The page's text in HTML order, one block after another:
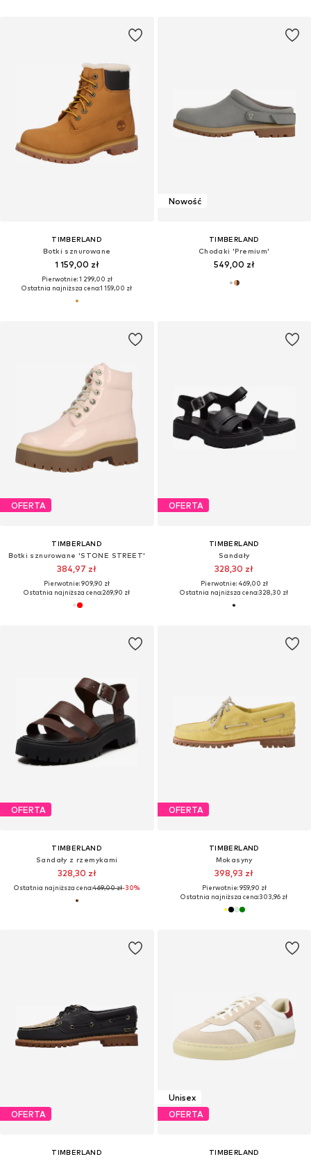
TIMBERLAND
Botki sznurowane
1 159,00 zł
Pierwotnie: 1 299,00 zł
Ostatnia najniższa cena:1 159,00 zł
Nowość
TIMBERLAND
Chodaki 'Premium'
549,00 zł
OFERTA
TIMBERLAND
Botki sznurowane 'STONE STREET'
384,97 zł
Pierwotnie: 909,90 zł
Ostatnia najniższa cena:269,90 zł
OFERTA
TIMBERLAND
Sandały
328,30 zł
Pierwotnie: 469,00 zł
Ostatnia najniższa cena:328,30 zł
OFERTA
TIMBERLAND
Sandały z rzemykami
328,30 zł
Ostatnia najniższa cena:469,00 zł-30%
OFERTA
TIMBERLAND
Mokasyny
398,93 zł
Pierwotnie: 959,90 zł
Ostatnia najniższa cena:303,96 zł
OFERTA
TIMBERLAND
Unisex
OFERTA
TIMBERLAND